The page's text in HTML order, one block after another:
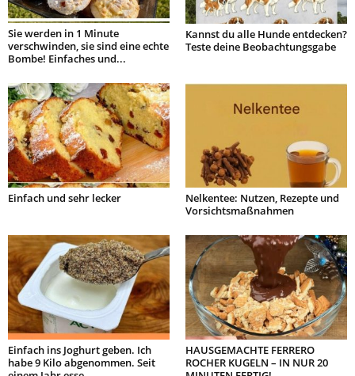
Sie werden in 1 Minute
verschwinden, sie sind eine echte
Bombe! Einfaches und...
Kannst du alle Hunde entdecken?
Teste deine Beobachtungsgabe
Einfach und sehr lecker
Nelkentee: Nutzen, Rezepte und
Vorsichtsmaßnahmen
Einfach ins Joghurt geben. Ich
habe 9 Kilo abgenommen. Seit
HAUSGEMACHTE FERRERO
ROCHER KUGELN – IN NUR 20